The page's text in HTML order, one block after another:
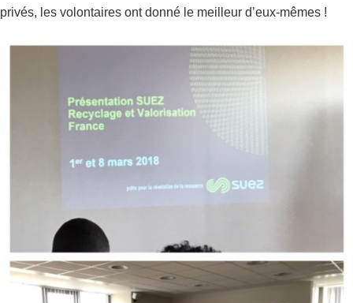
privés, les volontaires ont donné le meilleur d’eux-mêmes !